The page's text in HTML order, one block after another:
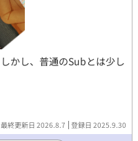
かし、普通のSubとは少し
最終更新日 2026.8.7 登録日 2025.9.30